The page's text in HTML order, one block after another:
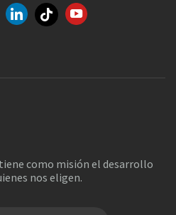
INSTAGRAM YOUTUBE
como misión el desarrollo
nos eligen.